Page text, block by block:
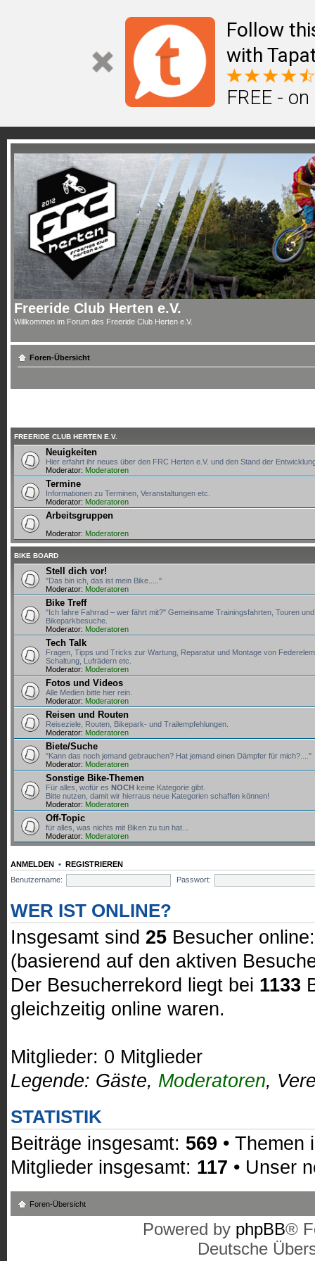
Follow
with
FREE -
Freeride Club Herten e.V.
Willkommen im Forum des Freeride Club Herten e.V.
Foren-Übersicht
FREERIDE CLUB HERTEN E.V.
Neuigkeiten
Hier erfahrt ihr neues über den FRC Herten e.V. und den Stand der
Moderator: Moderatoren
Termine
Informationen zu Terminen, Veranstaltungen etc.
Moderator: Moderatoren
Arbeitsgruppen
Moderator: Moderatoren
BIKE BOARD
Stell dich vor!
"Das bin ich, das ist mein Bike....."
Moderator: Moderatoren
Bike Treff
"Ich fahre Fahrrad – wer fährt mit?" Gemeinsame Trainingsfahrten, Touren und
Bikeparkbesuche.
Moderator: Moderatoren
Tech Talk
Fragen, Tipps und Tricks zur Wartung, Reparatur und Montage von
Schaltung, Lufrädern etc.
Moderator: Moderatoren
Fotos und Videos
Alle Medien bitte hier rein.
Moderator: Moderatoren
Reisen und Routen
Reiseziele, Routen, Bikepark- und Trailempfehlungen.
Moderator: Moderatoren
Biete/Suche
"Kann das noch jemand gebrauchen? Hat jemand einen Dämpfer für mich?...."
Moderator: Moderatoren
Sonstige Bike-Themen
Für alles, wofür es NOCH keine Kategorie gibt.
Bitte nutzen, damit wir hierraus neue Kategorien schaffen können!
Moderator: Moderatoren
Off-Topic
für alles, was nichts mit Biken zu tun hat...
Moderator: Moderatoren
ANMELDEN •
REGISTRIEREN
Benutzername:
Passwort:
WER IST ONLINE?
Insgesamt sind 25 Besucher
(basierend auf den aktiven
Der Besucherrekord liegt bei 1133
gleichzeitig online waren.
Mitglieder: 0 Mitglieder
Legende: Gäste, Moderatoren,
STATISTIK
Beiträge insgesamt: 569 •
Mitglieder insgesamt: 117 • Unser
Foren-Übersicht
Powered by phpBB®
Deutsche